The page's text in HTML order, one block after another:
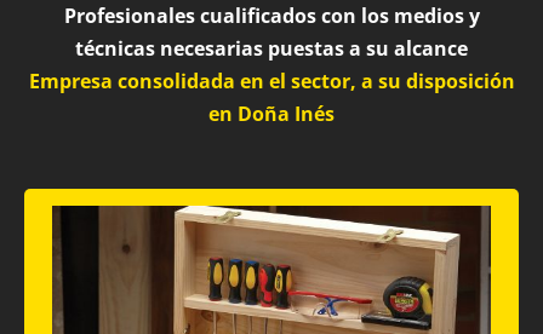
Profesionales cualificados con los medios y
técnicas necesarias puestas a su alcance
Empresa consolidada en el sector, a su disposición
en Doña Inés